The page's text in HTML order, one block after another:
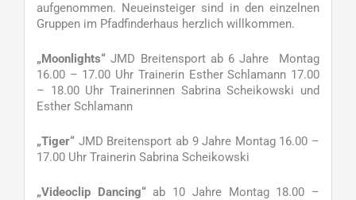
aufgenommen. Neueinsteiger sind in den einzelnen
Gruppen im Pfadfinderhaus herzlich willkommen.
„Moonlights“JMD Breitensport ab 6 Jahre Montag
16.00 – 17.00 Uhr Trainerin Esther Schlamann 17.00
– 18.00 Uhr Trainerinnen Sabrina Scheikowski und
Esther Schlamann
„Tiger“ JMD Breitensport ab 9 Jahre Montag 16.00 –
17.00 Uhr Trainerin Sabrina Scheikowski
„Videoclip Dancing“ab 10 Jahre Montag 18.00 –